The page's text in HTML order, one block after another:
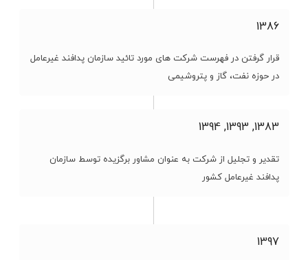
1386
قرار گرفتن در فهرست شرکت های مورد تائید سازمان پدافند غیرعامل
در حوزه نفت، گاز و پتروشیمی
1383, 1393, 1394
تقدیر و تجلیل از شرکت به عنوان مشاور برگزیده توسط سازمان
پدافند غیرعامل کشور
1397